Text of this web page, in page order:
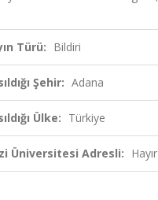
Türü: Bildiri
Şehir: Adana
Ülke: Türkiye
Üniversitesi Adresli: Hayır